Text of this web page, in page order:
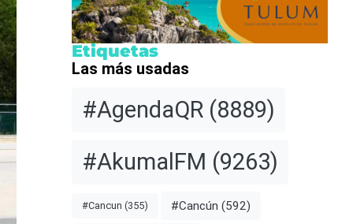
Etiquetas
Las más usadas
#AgendaQR(8889)
#AkumalFM (9263)
#Cancun (355) #Cancún (592)